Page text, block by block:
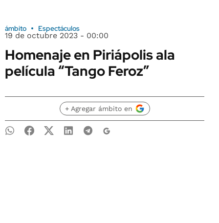
ámbito Espectáculos
19 de octubre 2023 - 00:00
Homenaje en Piriápolis ala
película “Tango Feroz”
+ Agregar ámbito en